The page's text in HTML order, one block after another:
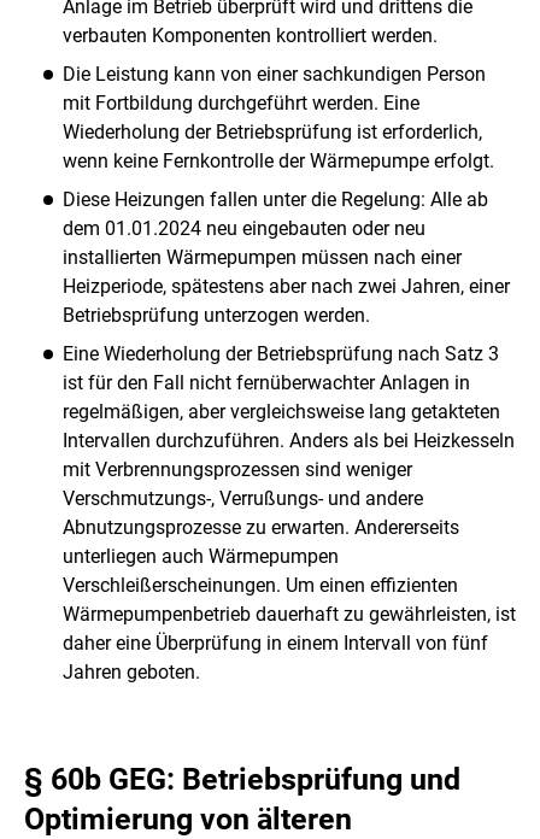
Anlage im Betrieb überprüft wird und drittens die
verbauten Komponenten kontrolliert werden.
Die Leistung kann von einer sachkundigen Person
mit Fortbildung durchgeführt werden. Eine
Wiederholung der Betriebsprüfung ist erforderlich,
wenn keine Fernkontrolle der Wärmepumpe erfolgt.
Diese Heizungen fallen unter die Regelung: Alle ab
dem 01.01.2024 neu eingebauten oder neu
installierten Wärmepumpen müssen nach einer
Heizperiode, spätestens aber nach zwei Jahren, einer
Betriebsprüfung unterzogen werden.
Eine Wiederholung der Betriebsprüfung nach Satz 3
ist für den Fall nicht fernüberwachter Anlagen in
regelmäßigen, aber vergleichsweise lang getakteten
Intervallen durchzuführen. Anders als bei Heizkesseln
mit Verbrennungsprozessen sind weniger
Verschmutzungs-, Verrußungs- und andere
Abnutzungsprozesse zu erwarten. Andererseits
unterliegen auch Wärmepumpen
Verschleißerscheinungen. Um einen effizienten
Wärmepumpenbetrieb dauerhaft zu gewährleisten, ist
daher eine Überprüfung in einem Intervall von fünf
Jahren geboten.
§ 60b GEG: Betriebsprüfung und
Optimierung von älteren